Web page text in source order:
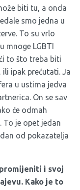
biti tu, a onda
smo jedna u
To su vrlo
mnoge LGBTI
to što treba biti
ipak prećutati. Ja
u ustima jedva
On se sav
će odmah
To je opet jedan
od pokazatelja
i svoj
Kako je to